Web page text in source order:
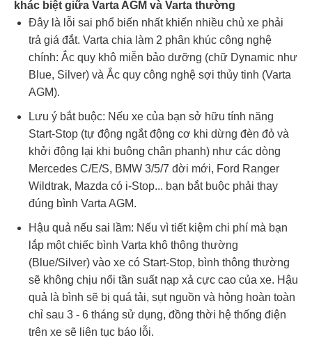
khác biệt giữa Varta AGM và Varta thường
Đây là lỗi sai phổ biến nhất khiến nhiều chủ xe phải
trả giá đắt. Varta chia làm 2 phân khúc công nghệ
chính: Ắc quy khô miễn bảo dưỡng (chữ Dynamic như
Blue, Silver) và Ắc quy công nghệ sợi thủy tinh (Varta
AGM).
Lưu ý bắt buộc: Nếu xe của bạn sở hữu tính năng
Start-Stop (tự động ngắt động cơ khi dừng đèn đỏ và
khởi động lại khi buông chân phanh) như các dòng
Mercedes C/E/S, BMW 3/5/7 đời mới, Ford Ranger
Wildtrak, Mazda có i-Stop... bạn bắt buộc phải thay
đúng bình Varta AGM.
Hậu quả nếu sai lầm: Nếu vì tiết kiệm chi phí mà bạn
lắp một chiếc bình Varta khô thông thường
(Blue/Silver) vào xe có Start-Stop, bình thông thường
sẽ không chịu nổi tần suất nạp xả cực cao của xe. Hậu
quả là bình sẽ bị quá tải, sụt nguồn và hỏng hoàn toàn
chỉ sau 3 - 6 tháng sử dụng, đồng thời hệ thống điện
trên xe sẽ liên tục báo lỗi.